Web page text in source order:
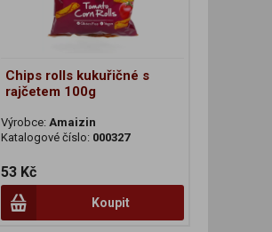
Chips rolls kukuřičné s
rajčetem 100g
Výrobce: Amaizin
Katalogové číslo: 000327
53 Kč
Koupit